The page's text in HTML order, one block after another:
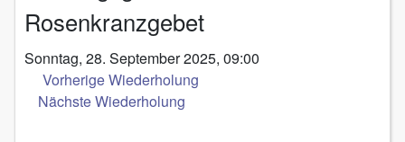
Rosenkranzgebet
Sonntag, 28. September 2025, 09:00
Vorherige Wiederholung
Nächste Wiederholung